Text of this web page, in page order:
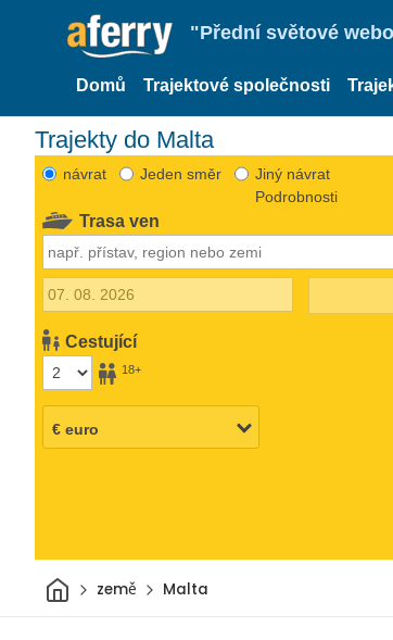
"Přední světové
Domů Trajektové společnosti
Trajekty do Malta
návrat Jeden směr
Jiný návrat
Podrobnosti
Trasa ven
Cestující
18+
Domov
země Malta